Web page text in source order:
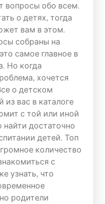
вопросы обо всем.
о детях, тогда
вам в этом.
собраны на
самое главное в
Но когда
хочется
о детском
вас в каталоге
с той или иной
достаточно
детей. Топ
количество
с
узнать, что
родители